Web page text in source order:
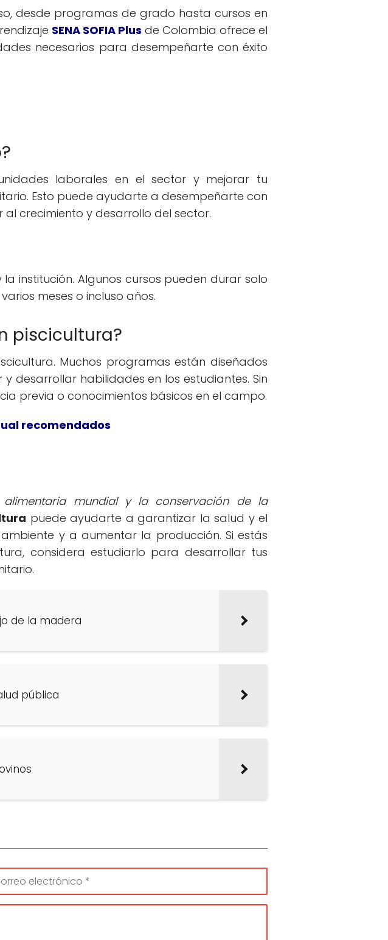
desde programas de grado hasta cursos en
SENA SOFIA Plus de Colombia ofrece el
necesarios para desempeñarte con éxito
laborales en el sector y mejorar tu
Esto puede ayudarte a desempeñarte con
crecimiento y desarrollo del sector.
institución. Algunos cursos pueden durar solo
meses o incluso años.
piscicultura?
Muchos programas están diseñados
habilidades en los estudiantes. Sin
previa o conocimientos básicos en el campo.
recomendados
mundial y la conservación de la
puede ayudarte a garantizar la salud y el
y a aumentar la producción. Si estás
considera estudiarlo para desarrollar tus
de la madera
pública